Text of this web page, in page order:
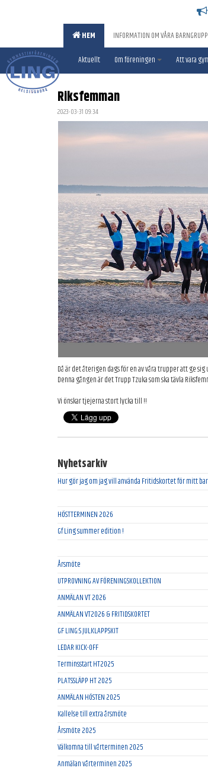
HEM INFORMATION OM VÅRA
Aktuellt Om föreningen Att vara
Riksfemman
2023-03-31 09:34
Då är det återigen dags för en av våra trupper att ge sig
Denna gången är det Trupp Tzuka som ska tävla
Vi önskar tjejerna stort lycka till !!
Nyhetsarkiv
Hur gör jag om jag vill använda Fritidskortet för mitt
HÖSTTERMINEN 2026
Gf Ling summer edition !
Årsmöte
UTPROVNING AV FÖRENINGSKOLLEKTION
ANMÄLAN VT 2026
ANMÄLAN VT2026 & FRITIDSKORTET
GF LING:S JULKLAPPSKIT
LEDAR KICK-OFF
Terminsstart HT2025
PLATSSLÄPP HT 2025
ANMÄLAN HÖSTEN 2025
Kallelse till extra årsmöte
Årsmöte 2025
Välkomna till vårterminen 2025
Anmälan vårterminen 2025